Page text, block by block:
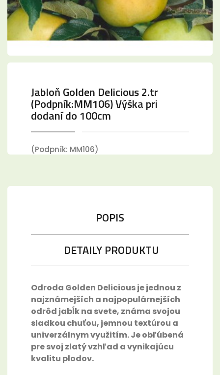
Jabloň Golden Delicious 2.tr
(Podpník:MM106) Výška pri
dodaní do 100cm
(Podpník: MM106)
POPIS
DETAILY PRODUKTU
Odroda Golden Delicious je jednou z
najznámejších a najpopulárnejších
odrôd jabĺk na svete, známa svojou
sladkou chuťou, jemnou textúrou a
univerzálnym využitím. Je obľúbená
pre svoj zlatý vzhľad a vynikajúcu
kvalitu plodov.